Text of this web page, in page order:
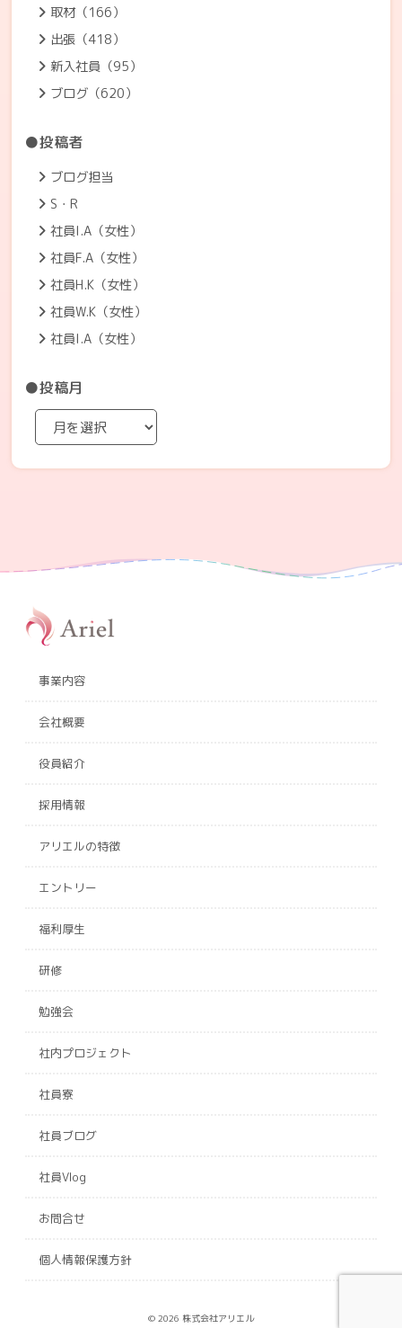
取材（166）
出張（418）
新入社員（95）
ブログ（620）
●投稿者
ブログ担当
S・R
社員I.A（女性）
社員F.A（女性）
社員H.K（女性）
社員W.K（女性）
社員I.A（女性）
●投稿月
事業内容
会社概要
役員紹介
採用情報
アリエルの特徴
エントリー
福利厚生
研修
勉強会
社内プロジェクト
社員寮
社員ブログ
社員Vlog
お問合せ
個人情報保護方針
© 2026 株式会社アリエル